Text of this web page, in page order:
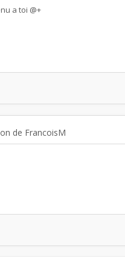
a toi @+
de FrancoisM